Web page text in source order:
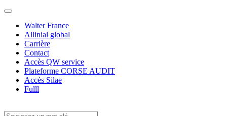
Walter France
Allinial global
Carrière
Contact
Accès QW service
Plateforme CORSE AUDIT
Accès Silae
Fulll